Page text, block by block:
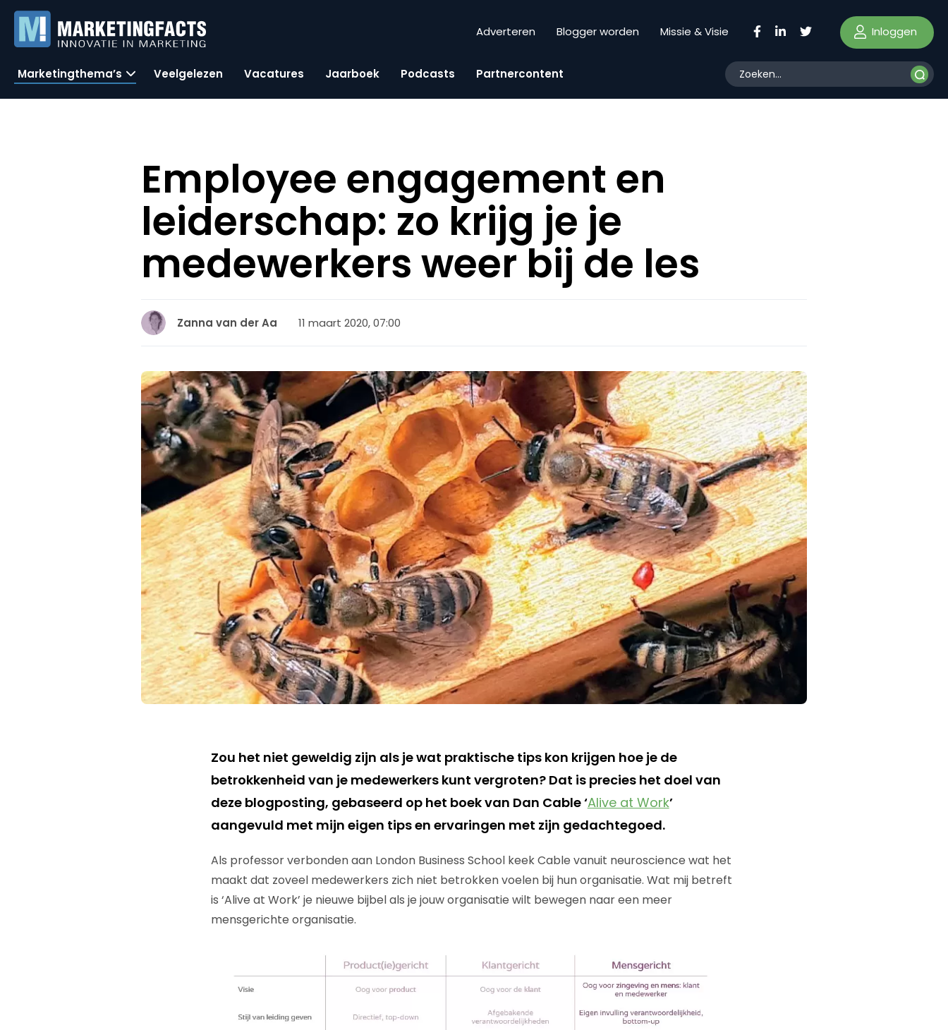
Adverteren Blogger worden Missie & Visie Inloggen
Marketingthema’s Veelgelezen Vacatures Jaarboek Podcasts Partnercontent
Employee engagement en
leiderschap: zo krijg je je
medewerkers weer bij de les
Zanna van der Aa 11 maart 2020, 07:00
Zou het niet geweldig zijn als je wat praktische tips kon krijgen hoe je de
betrokkenheid van je medewerkers kunt vergroten? Dat is precies het doel van
deze blogposting, gebaseerd op het boek van Dan Cable ‘Alive at Work’
aangevuld met mijn eigen tips en ervaringen met zijn gedachtegoed.
Als professor verbonden aan London Business School keek Cable vanuit neuroscience wat het
maakt dat zoveel medewerkers zich niet betrokken voelen bij hun organisatie. Wat mij betreft
is ‘Alive at Work’ je nieuwe bijbel als je jouw organisatie wilt bewegen naar een meer
mensgerichte organisatie.